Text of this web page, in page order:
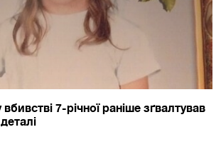
7-річної раніше зґвалтував